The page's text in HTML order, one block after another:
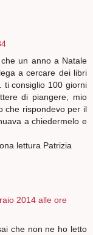
un anno a Natale
a cercare dei libri
ti consiglio 100 giorni
di piangere, mio
che rispondevo per il
a chiedermelo e
lettura Patrizia
2014 alle ore
che non ne ho letto